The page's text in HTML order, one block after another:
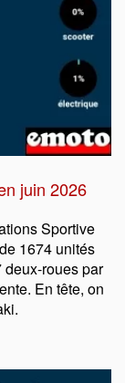
juin 2026
Sportive
1674 unités
roues par
En tête, on